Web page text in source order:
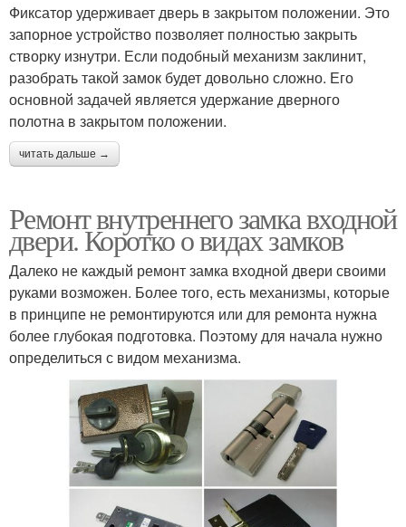
Фиксатор удерживает дверь в закрытом положении. Это
запорное устройство позволяет полностью закрыть
створку изнутри. Если подобный механизм заклинит,
разобрать такой замок будет довольно сложно. Его
основной задачей является удержание дверного
полотна в закрытом положении.
читать дальше →
Ремонт внутреннего замка входной
двери. Коротко о видах замков
Далеко не каждый ремонт замка входной двери своими
руками возможен. Более того, есть механизмы, которые
в принципе не ремонтируются или для ремонта нужна
более глубокая подготовка. Поэтому для начала нужно
определиться с видом механизма.